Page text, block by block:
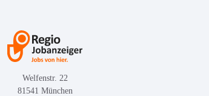
Welfenstr. 22
81541 München